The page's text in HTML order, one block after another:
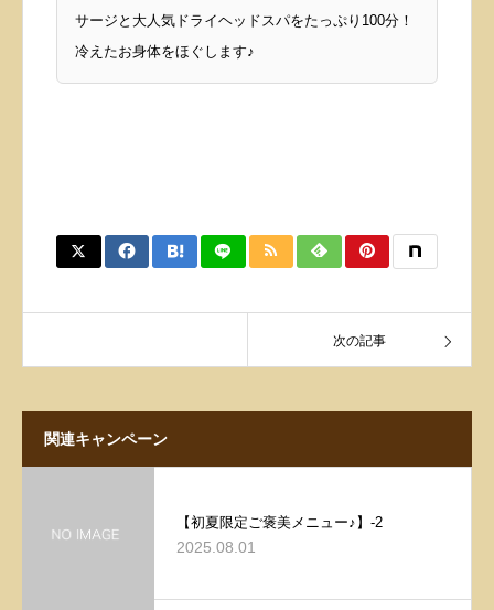
サージと大人気ドライヘッドスパをたっぷり100分！
冷えたお身体をほぐします♪
次の記事
関連キャンペーン
【初夏限定ご褒美メニュー♪】-2
2025.08.01